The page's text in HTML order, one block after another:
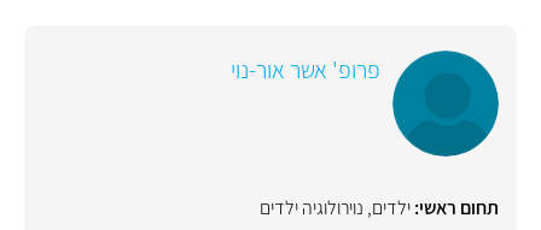
פרופ' אשר אור-נוי
תחום ראשי:ילדים, נוירולוגיה ילדים